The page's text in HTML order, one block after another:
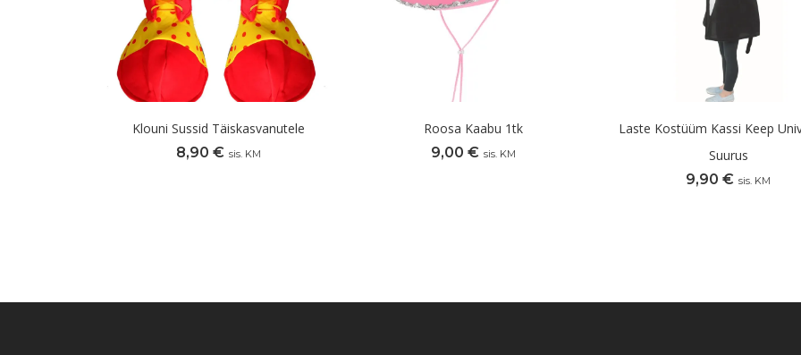
Klouni Sussid Täiskasvanutele
8,90 € sis. KM
Roosa Kaabu 1tk
9,00 € sis. KM
Laste Kostüüm Kassi Keep
Suurus
9,90 € sis. KM